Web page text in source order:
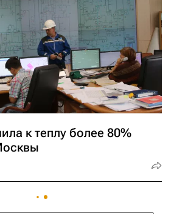
к теплу более 80%